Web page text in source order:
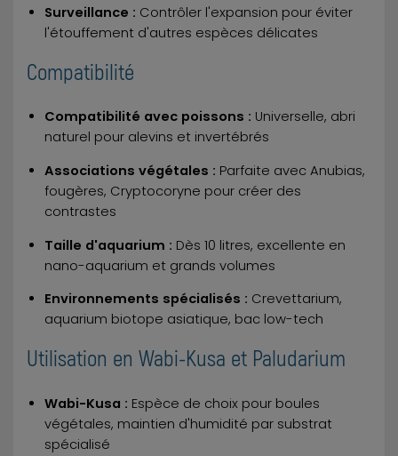
Surveillance : Contrôler l'expansion pour éviter
l'étouffement d'autres espèces délicates
Compatibilité
Compatibilité avec poissons : Universelle, abri
naturel pour alevins et invertébrés
Associations végétales : Parfaite avec Anubias,
fougères, Cryptocoryne pour créer des
contrastes
Taille d'aquarium : Dès 10 litres, excellente en
nano-aquarium et grands volumes
Environnements spécialisés : Crevettarium,
aquarium biotope asiatique, bac low-tech
Utilisation en Wabi-Kusa et Paludarium
Wabi-Kusa : Espèce de choix pour boules
végétales, maintien d'humidité par substrat
spécialisé